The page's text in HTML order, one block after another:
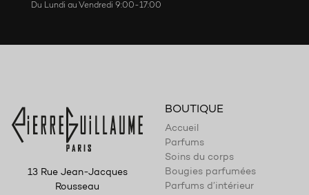
Du Lundi au Vendredi 9:00-17:00
13 Rue Jean-Jacques
Rousseau
BOUTIQUE
Accueil
Parfums
Soins du corps
Bougies parfumées
Parfums d’intérieur